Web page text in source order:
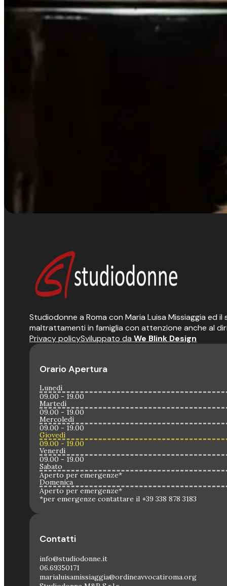
Studiodonne a Roma con Maria Luisa Missiaggia ed
maltrattamenti in famiglia con attenzione anche al
Privacy policySviluppato da We Blink Design
Orario Apertura
Lunedì
09.00 - 19.00
Martedì
09.00 - 19.00
Mercoledì
09.00 - 19.00
Giovedì
09.00 - 19.00
Venerdì
09.00 - 19.00
Sabato
Aperto per emergenze*
Domenica
Aperto per emergenze*
*per emergenze contattare il +39 338 878 3183
Contatti
info@studiodonne.it
06.69350171
marialuisamissiaggia@ordineavvocatiroma.org